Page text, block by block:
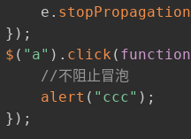
  				e
. stopPropagation
} ) ;
$ ( "a" ) . click ( function
//不阻止冒泡
alert ( "ccc" ) ;
} ) ;